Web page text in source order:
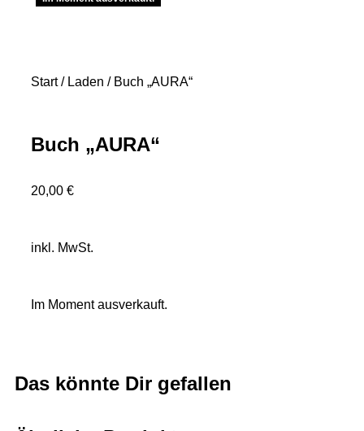
Start/ Laden / Buch „AURA“
Buch „AURA“
20,00 €
inkl. MwSt.
Im Moment ausverkauft.
Das könnte Dir gefallen